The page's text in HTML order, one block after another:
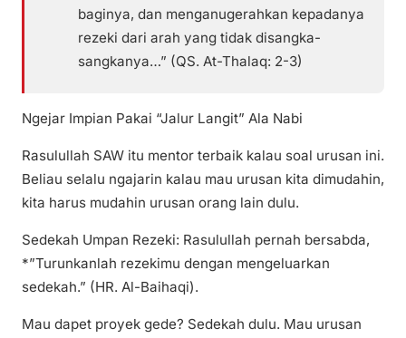
baginya, dan menganugerahkan kepadanya
rezeki dari arah yang tidak disangka-
sangkanya…” (QS. At-Thalaq: 2-3)
Ngejar Impian Pakai “Jalur Langit” Ala Nabi
Rasulullah SAW itu mentor terbaik kalau soal urusan ini.
Beliau selalu ngajarin kalau mau urusan kita dimudahin,
kita harus mudahin urusan orang lain dulu.
Sedekah Umpan Rezeki: Rasulullah pernah bersabda,
*”Turunkanlah rezekimu dengan mengeluarkan
sedekah.” (HR. Al-Baihaqi).
Mau dapet proyek gede? Sedekah dulu. Mau urusan